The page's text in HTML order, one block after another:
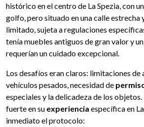
histórico en el centro de La Spezia, con
golfo, pero situado en una calle estrecha
limitado, sujeta a regulaciones
tenía muebles antiguos de gran valor y
requerían un cuidado excepcional.
Los desafíos eran claros: limitaciones de
vehículos pesados, necesidad de
especiales y la delicadeza de los
fuerte en su experiencia específica en
inmediato el protocolo: